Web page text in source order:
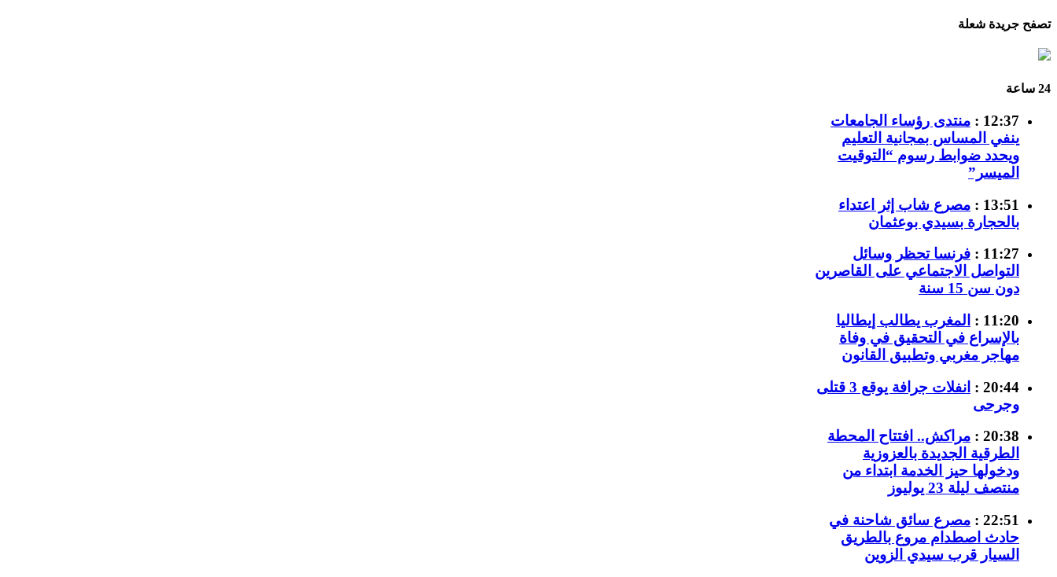
تصفح جريدة شعلة
24 ساعة
12:37 :
منتدى رؤساء الجامعات
ينفي المساس بمجانية التعليم
ويحدد ضوابط رسوم “التوقيت
الميسر”
13:51 :
مصرع شاب إثر اعتداء
بالحجارة بسيدي بوعثمان
11:27 :
فرنسا تحظر وسائل
التواصل الاجتماعي على القاصرين
دون سن 15 سنة
11:20 :
المغرب يطالب إيطاليا
بالإسراع في التحقيق في وفاة
مهاجر مغربي وتطبيق القانون
20:44 :
انفلات جرافة يوقع 3 قتلى
وجرحى
20:38 :
مراكش.. افتتاح المحطة
الطرقية الجديدة بالعزوزية
ودخولها حيز الخدمة ابتداء من
منتصف ليلة 23 يوليوز
22:51 :
مصرع سائق شاحنة في
حادث اصطدام مروع بالطريق
السيار قرب سيدي الزوين